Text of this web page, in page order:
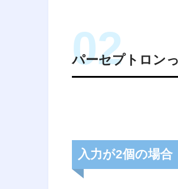
パーセプトロン
入力が2個の場合